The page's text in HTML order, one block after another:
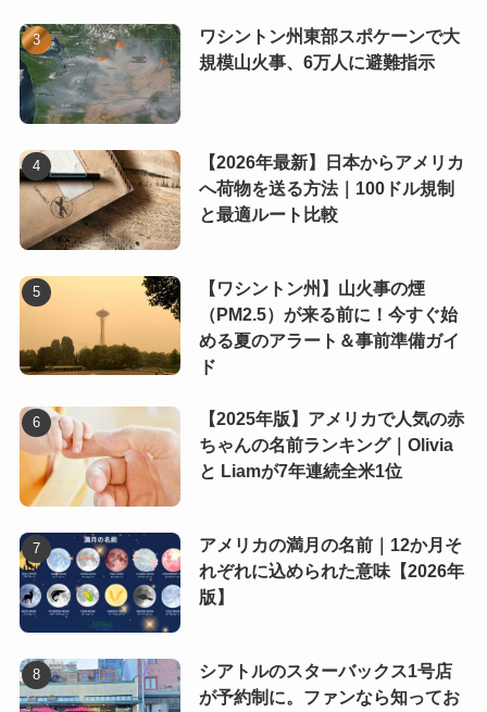
ワシントン州東部スポケーンで大
規模山火事、6万人に避難指示
【2026年最新】日本からアメリカ
へ荷物を送る方法｜100ドル規制
と最適ルート比較
【ワシントン州】山火事の煙
（PM2.5）が来る前に！今すぐ始
める夏のアラート＆事前準備ガイ
ド
【2025年版】アメリカで人気の赤
ちゃんの名前ランキング｜Olivia
と Liamが7年連続全米1位
アメリカの満月の名前｜12か月そ
れぞれに込められた意味【2026年
版】
シアトルのスターバックス1号店
が予約制に。ファンなら知ってお